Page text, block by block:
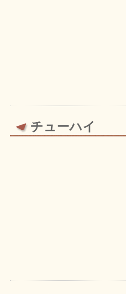
チューハイ